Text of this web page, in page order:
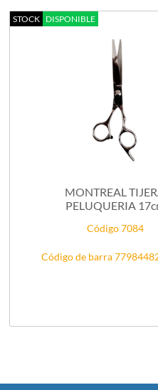
STOCK DISPONIBLE
MONTREAL
PELUQUERIA
Código 7084
Código de barra